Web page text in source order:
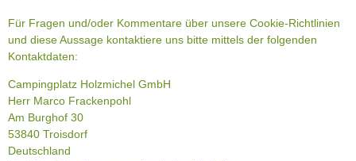
Für Fragen und/oder Kommentare über unsere Cookie-Richtlinien
und diese Aussage kontaktiere uns bitte mittels der folgenden
Kontaktdaten:
Campingplatz Holzmichel GmbH
Herr Marco Frackenpohl
Am Burghof 30
53840 Troisdorf
Deutschland